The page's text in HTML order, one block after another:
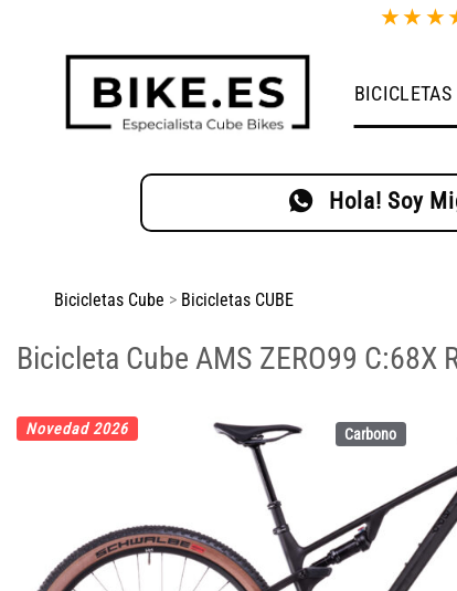
★ ★ ★
BICICLETAS
Hola! Soy
Bicicletas Cube > Bicicletas CUBE
Bicicleta Cube AMS ZERO99 C:68X
Carbono
Novedad 2026